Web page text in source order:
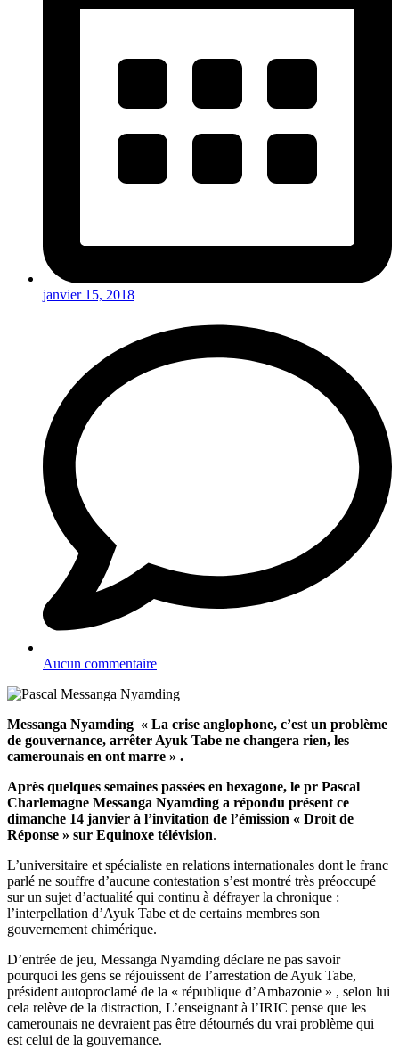
janvier 15, 2018
Aucun commentaire
Messanga Nyamding « La crise anglophone, c’est un problème
de gouvernance, arrêter Ayuk Tabe ne changera rien, les
camerounais en ont marre » .
Après quelques semaines passées en hexagone, le pr Pascal
Charlemagne Messanga Nyamding a répondu présent ce
dimanche 14 janvier à l’invitation de l’émission « Droit de
Réponse » sur Equinoxe télévision.
L’universitaire et spécialiste en relations internationales dont le franc
parlé ne souffre d’aucune contestation s’est montré très préoccupé
sur un sujet d’actualité qui continu à défrayer la chronique :
l’interpellation d’Ayuk Tabe et de certains membres son
gouvernement chimérique.
D’entrée de jeu, Messanga Nyamding déclare ne pas savoir
pourquoi les gens se réjouissent de l’arrestation de Ayuk Tabe,
président autoproclamé de la « république d’Ambazonie » , selon lui
cela relève de la distraction, L’enseignant à l’IRIC pense que les
camerounais ne devraient pas être détournés du vrai problème qui
est celui de la gouvernance.